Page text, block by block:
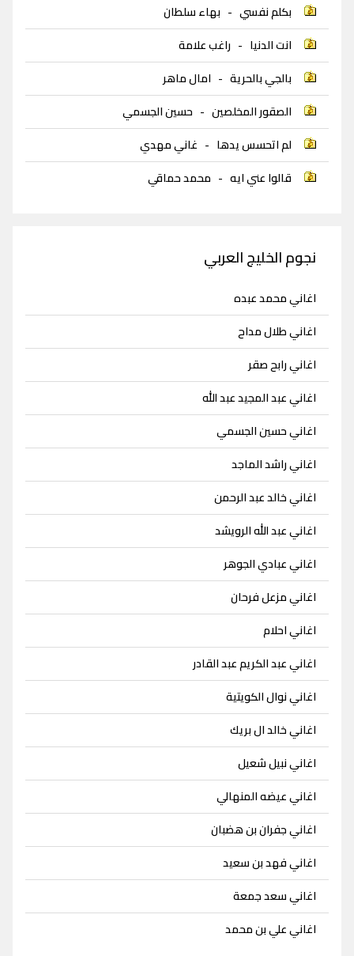
بكلم نفسي - بهاء سلطان
انت الدنيا - راغب علامة
بالجي بالحرية - امال ماهر
الصقور المخلصين - حسين الجسمي
لم اتحسس يدها - غاني مهدي
قالوا عني ايه - محمد حماقي
نجوم الخليج العربي
اغاني محمد عبده
اغاني طلال مداح
اغاني رابح صقر
اغاني عبد المجيد عبد الله
اغاني حسين الجسمي
اغاني راشد الماجد
اغاني خالد عبد الرحمن
اغاني عبد الله الرويشد
اغاني عبادي الجوهر
اغاني مزعل فرحان
اغاني احلام
اغاني عبد الكريم عبد القادر
اغاني نوال الكويتية
اغاني خالد ال بريك
اغاني نبيل شعيل
اغاني عيضه المنهالي
اغاني جفران بن هضبان
اغاني فهد بن سعيد
اغاني سعد جمعة
اغاني علي بن محمد